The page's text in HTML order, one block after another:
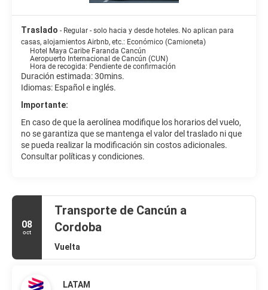
Traslado - Regular - solo hacia y desde hoteles. No aplican para
casas, alojamientos Airbnb, etc.: Económico (Camioneta)
Hotel Maya Caribe Faranda Cancún
Aeropuerto Internacional de Cancún (CUN)
Hora de recogida: Pendiente de confirmación
Duración estimada: 30mins.
Idiomas: Español e inglés.
Importante:
En caso de que la aerolínea modifique los horarios del vuelo,
no se garantiza que se mantenga el valor del traslado ni que
se pueda realizar la modificación sin costos adicionales.
Consultar políticas y condiciones.
08
oct
Transporte de Cancún a
Cordoba
Vuelta
LATAM